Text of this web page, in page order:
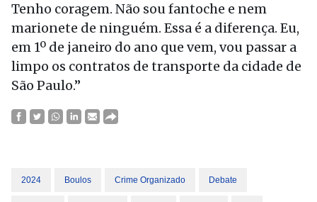
Tenho coragem. Não sou fantoche e nem
marionete de ninguém. Essa é a diferença. Eu,
em 1º de janeiro do ano que vem, vou passar a
limpo os contratos de transporte da cidade de
São Paulo.”
2024 Boulos Crime Organizado Debate